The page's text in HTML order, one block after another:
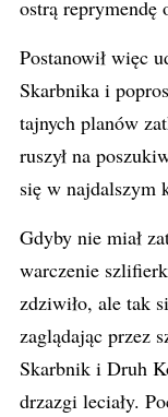
ostrą reprymendę
Postanowił więc
Skarbnika i
tajnych planów
ruszył na
się w najdalszym
Gdyby nie miał
warczenie
zdziwiło, ale tak
zaglądając przez
Skarbnik i Druh
drzazgi leciały.